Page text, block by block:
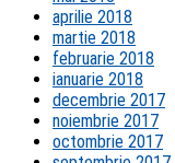
aprilie 2018
martie 2018
februarie 2018
ianuarie 2018
decembrie 2017
noiembrie 2017
octombrie 2017